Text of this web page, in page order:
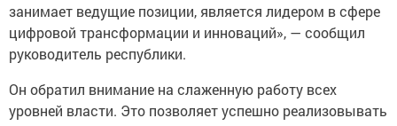
занимает ведущие позиции, является лидером в сфере
цифровой трансформации и инноваций», — сообщил
руководитель республики.
Он обратил внимание на слаженную работу всех
уровней власти. Это позволяет успешно реализовывать